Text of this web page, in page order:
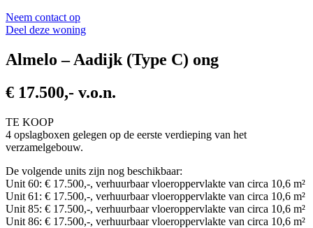
Neem contact op
Deel deze woning
Almelo – Aadijk (Type C) ong
€ 17.500,- v.o.n.
TE KOOP
4 opslagboxen gelegen op de eerste verdieping van het
verzamelgebouw.
De volgende units zijn nog beschikbaar:
Unit 60: € 17.500,-, verhuurbaar vloeroppervlakte van circa 10,6 m²
Unit 61: € 17.500,-, verhuurbaar vloeroppervlakte van circa 10,6 m²
Unit 85: € 17.500,-, verhuurbaar vloeroppervlakte van circa 10,6 m²
Unit 86: € 17.500,-, verhuurbaar vloeroppervlakte van circa 10,6 m²